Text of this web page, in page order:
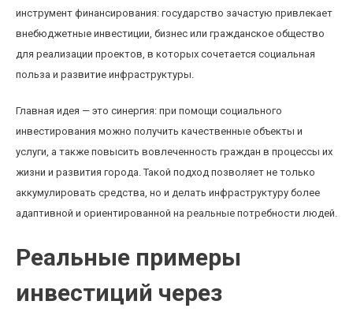
инструмент финансирования: государство зачастую привлекает
внебюджетные инвестиции, бизнес или гражданское общество
для реализации проектов, в которых сочетается социальная
польза и развитие инфраструктуры.
Главная идея — это синергия: при помощи социального
инвестирования можно получить качественные объекты и
услуги, а также повысить вовлеченность граждан в процессы их
жизни и развития города. Такой подход позволяет не только
аккумулировать средства, но и делать инфраструктуру более
адаптивной и ориентированной на реальные потребности людей.
Реальные примеры
инвестиций через